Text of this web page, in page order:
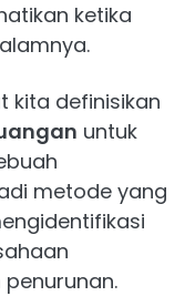
ketika
kita definisikan
untuk
metode yang